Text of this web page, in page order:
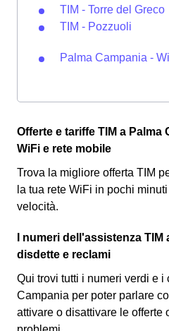
TIM - Torre del Greco
TIM - Pozzuoli
Palma Campania -
Offerte e tariffe TIM a Palma
WiFi e rete mobile
Trova la migliore offerta TIM
la tua rete WiFi in pochi
velocità.
I numeri dell'assistenza TIM
disdette e reclami
Qui trovi tutti i numeri verdi e i
Campania per poter parlare
attivare o disattivare le offerte